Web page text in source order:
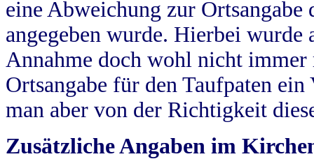
eine Abweichung zur
angegeben wurde. Hierbei wurde
Annahme doch wohl nicht
Ortsangabe für den Taufpaten
man aber von der Richtigkeit
Zusätzliche Angaben im